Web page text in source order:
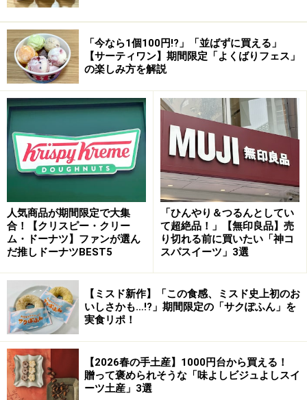
ブッシュ ヴェネト 4,500 円 16cm×8cm
まろやかなマスカルポーネムースと、しっとりとしたコ
ーヒースポンジを合わせた、ティラミス風のブッシュ ド
ノエル。サクサクとしたコーヒー風味サブレの軽い塩味
がアクセントになり、味わいを引き締めてくれます。チ
ョコレートのリボンが揺れるスタイリッシュなフォルム
が、心を緩ませてくれます。
ブッシュ ノワゼット
ブッシュ ノワゼット 4,500 円 16cm×8cm
「今なら1個100円!?」「並ばずに買える」
【サーティワン】期間限定「よくばりフェス」
の楽しみ方を解説
人気商品が期間限定で大集
合！【クリスピー・クリー
ム・ドーナツ】ファンが選ん
だ推しドーナツBEST5
「ひんやり＆つるんとしてい
て超絶品！」【無印良品】売
り切れる前に買いたい「神コ
スパスイーツ」3選
【ミスド新作】「この食感、ミスド史上初のお
いしさかも…!?」期間限定の「サクぽふん」を
実食リポ！
【2026春の手土産】1000円台から買える！
贈って褒められそうな「味よしビジュよしスイ
ーツ土産」3選